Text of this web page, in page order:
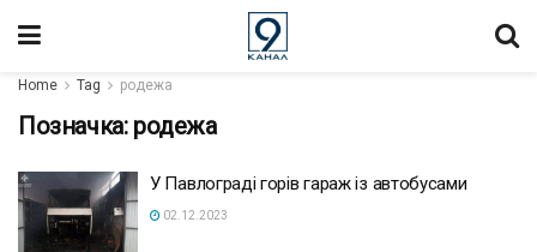
Home Tag родежа
Позначка: родежа
У Павлограді горів гараж із автобусами
02.12.2023